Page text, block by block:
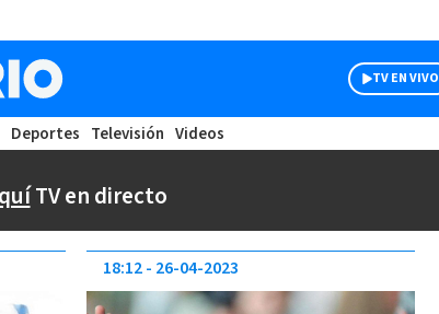
TV EN VIVO
Deportes Televisión Videos
TV en directo
18:12 26-04-2023